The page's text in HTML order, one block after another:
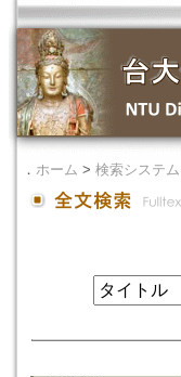
． ホーム > 検索システム